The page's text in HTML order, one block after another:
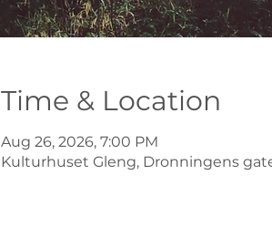
Time & Location
Aug 26, 2026, 7:00 PM
Kulturhuset Gleng, Dronningens